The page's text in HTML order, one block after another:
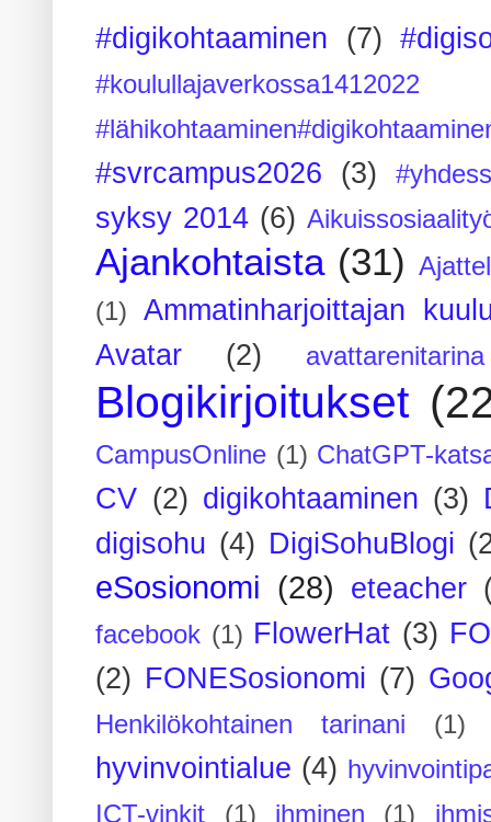
#digikohtaaminen (7)
#koulullajaverkossa1412022
#svrcampus2026 (3)
syksy 2014 (6)
Ajankohtaista (31)
(1)
Ammatinharjoittajan
Avatar
(2) avattarenitarina
Blogikirjoitukset
CampusOnline (1) ChatGPT-
CV (2) digikohtaaminen (3)
digisohu (4) DigiSohuBlogi
eSosionomi (28) eteacher
facebook (1) FlowerHat (3)
(2) FONESosionomi (7)
Henkilökohtainen tarinani (1)
hyvinvointialue (4)
ICT-vinkit
(1) ihminen (1)